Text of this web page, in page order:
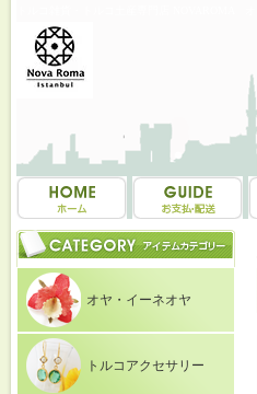
オヤ・イーネオヤ
トルコアクセサリー